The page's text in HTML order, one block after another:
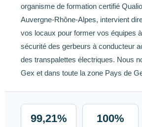
organisme de formation certifié
Auvergne-Rhône-Alpes, intervient
vos locaux pour former vos équipes
sécurité des gerbeurs à conducteur
des transpalettes électriques. Nous
Gex et dans toute la zone Pays de
99,21% 100%